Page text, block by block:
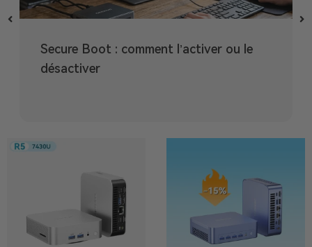
Secure Boot : comment l’activer ou le
désactiver